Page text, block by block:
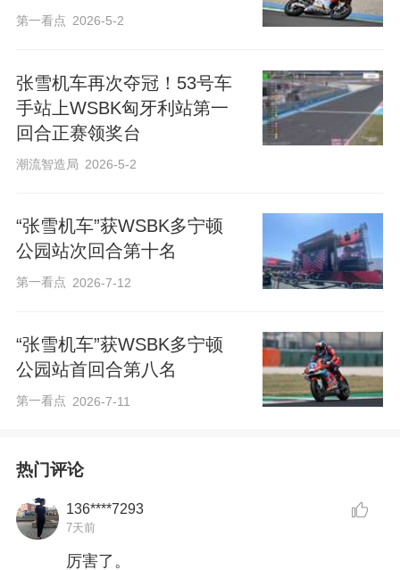
第一看点 2026-5-2
张雪机车再次夺冠！53号车
手站上WSBK匈牙利站第一
回合正赛领奖台
潮流智造局 2026-5-2
“张雪机车”获WSBK多宁顿
公园站次回合第十名
第一看点 2026-7-12
“张雪机车”获WSBK多宁顿
公园站首回合第八名
第一看点 2026-7-11
热门评论
136****7293
7天前
厉害了。